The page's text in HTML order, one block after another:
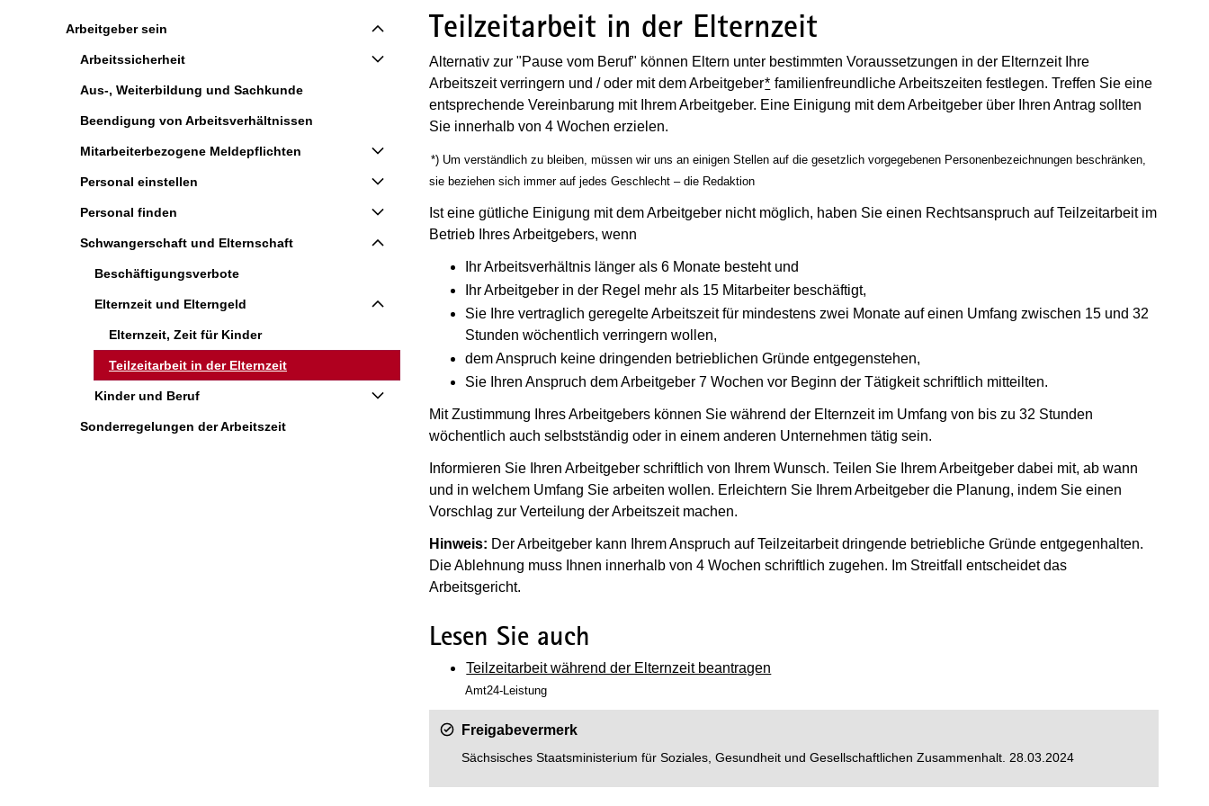
Arbeitgeber sein
Arbeitssicherheit
Aus-, Weiterbildung und Sachkunde
Beendigung von Arbeitsverhältnissen
Mitarbeiterbezogene Meldepflichten
Personal einstellen
Personal finden
Schwangerschaft und Elternschaft
Beschäftigungsverbote
Elternzeit und Elterngeld
Elternzeit, Zeit für Kinder
Teilzeitarbeit in der Elternzeit
Kinder und Beruf
Sonderregelungen der Arbeitszeit
Teilzeitarbeit in der Elternzeit
Alternativ zur "Pause vom Beruf" können Eltern unter bestimmten Voraussetzungen in der Elternzeit Ihre
Arbeitszeit verringern und / oder mit dem Arbeitgeber* familienfreundliche Arbeitszeiten festlegen. Treffen Sie eine
entsprechende Vereinbarung mit Ihrem Arbeitgeber. Eine Einigung mit dem Arbeitgeber über Ihren Antrag sollten
Sie innerhalb von 4 Wochen erzielen.
(Wird in einem neuen Fenster geöffnet)
*) Um verständlich zu bleiben, müssen wir uns an einigen Stellen auf die gesetzlich vorgegebenen Personenbezeichnungen beschränken,
sie beziehen sich immer auf jedes Geschlecht – die Redaktion
Ist eine gütliche Einigung mit dem Arbeitgeber nicht möglich, haben Sie einen Rechtsanspruch auf Teilzeitarbeit im
Betrieb Ihres Arbeitgebers, wenn
Ihr Arbeitsverhältnis länger als 6 Monate besteht und
Ihr Arbeitgeber in der Regel mehr als 15 Mitarbeiter beschäftigt,
Sie Ihre vertraglich geregelte Arbeitszeit für mindestens zwei Monate auf einen Umfang zwischen 15 und 32
Stunden wöchentlich verringern wollen,
dem Anspruch keine dringenden betrieblichen Gründe entgegenstehen,
Sie Ihren Anspruch dem Arbeitgeber 7 Wochen vor Beginn der Tätigkeit schriftlich mitteilten.
Mit Zustimmung Ihres Arbeitgebers können Sie während der Elternzeit im Umfang von bis zu 32 Stunden
wöchentlich auch selbstständig oder in einem anderen Unternehmen tätig sein.
Informieren Sie Ihren Arbeitgeber schriftlich von Ihrem Wunsch. Teilen Sie Ihrem Arbeitgeber dabei mit, ab wann
und in welchem Umfang Sie arbeiten wollen. Erleichtern Sie Ihrem Arbeitgeber die Planung, indem Sie einen
Vorschlag zur Verteilung der Arbeitszeit machen.
Hinweis: Der Arbeitgeber kann Ihrem Anspruch auf Teilzeitarbeit dringende betriebliche Gründe entgegenhalten.
Die Ablehnung muss Ihnen innerhalb von 4 Wochen schriftlich zugehen. Im Streitfall entscheidet das
Arbeitsgericht.
Lesen Sie auch
Teilzeitarbeit während der Elternzeit beantragen
Amt24-Leistung
Freigabevermerk
Sächsisches Staatsministerium für Soziales, Gesundheit und Gesellschaftlichen Zusammenhalt. 28.03.2024